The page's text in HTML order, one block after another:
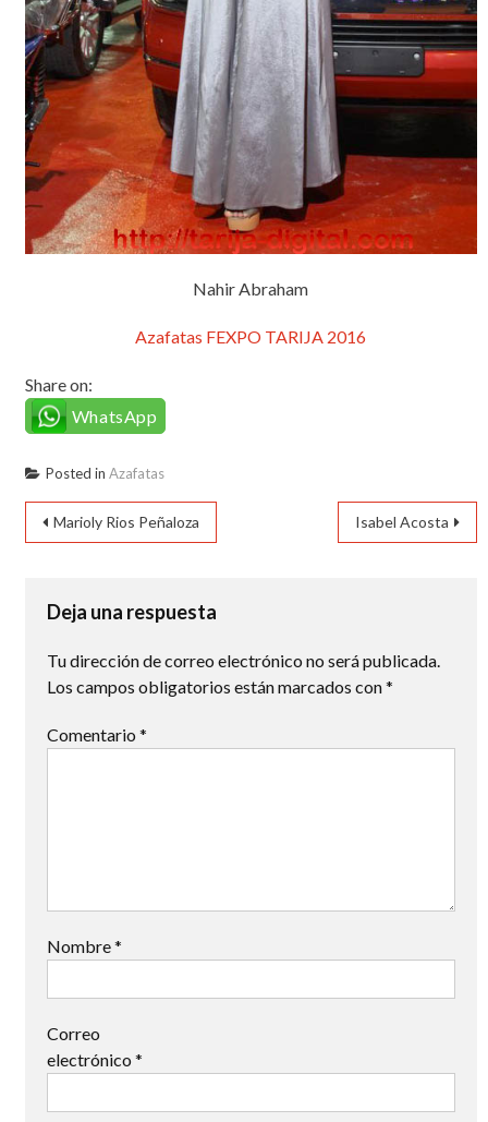
Nahir Abraham
Azafatas FEXPO TARIJA 2016
Share on:
WhatsApp
Posted in Azafatas
Navegación
entradas
Marioly Rios Peñaloza Isabel Acosta
Deja una respuesta
Tu dirección de correo electrónico no será publicada.
Los campos obligatorios están marcados con*
Comentario *
Nombre*
Correo
electrónico *